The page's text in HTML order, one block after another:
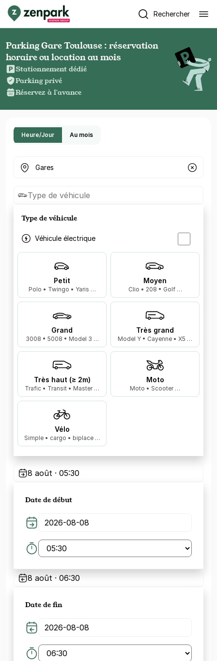
Rechercher
Parking Gare Toulouse : réservation
horaire ou location au mois
Stationnement dédié
Parking privé
Réservez à l'avance
Heure/Jour Au mois
Où cherchez-vous un parking ?
Type de véhicule
Type de véhicule
Véhicule électrique
Petit
Polo • Twingo • Yaris …
Moyen
Clio • 208 • Golf …
Grand
3008 • 5008 • Model 3 …
Très grand
Model Y • Cayenne • X5 …
Très haut (≥ 2m)
Trafic • Transit • Master …
Moto
Moto • Scooter …
Vélo
Simple • cargo • biplace …
8 août · 05:30
Date de début
8 août · 06:30
Date de fin